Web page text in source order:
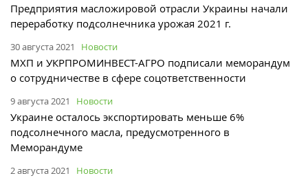
Предприятия масложировой отрасли Украины начали
переработку подсолнечника урожая 2021 г.
30 августа 2021 Новости
МХП и УКРПРОМИНВЕСТ-АГРО подписали меморандум
о сотрудничестве в сфере соцответственности
9 августа 2021 Новости
Украине осталось экспортировать меньше 6%
подсолнечного масла, предусмотренного в
Меморандуме
2 августа 2021 Новости